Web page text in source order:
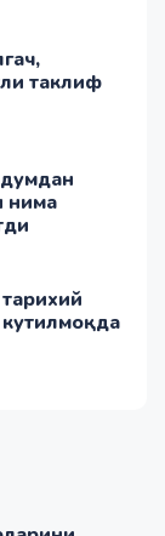
таклиф
нима